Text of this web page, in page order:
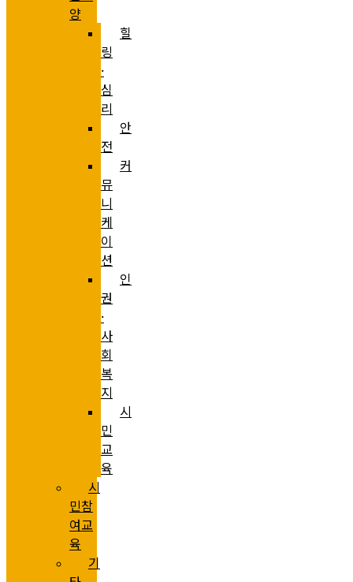
양
힐
링
·
심
리
안
전
커
뮤
니
케
이
션
인
권
·
사
회
복
지
시
민
교
육
시
민참
여교
육
기